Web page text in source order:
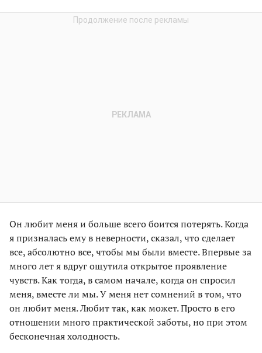
Он любит меня и больше всего боится потерять. Когда
я призналась ему в неверности, сказал, что сделает
все, абсолютно все, чтобы мы были вместе. Впервые за
много лет я вдруг ощутила открытое проявление
чувств. Как тогда, в самом начале, когда он спросил
меня, вместе ли мы. У меня нет сомнений в том, что
он любит меня. Любит так, как может. Просто в его
отношении много практической заботы, но при этом
бесконечная холодность.